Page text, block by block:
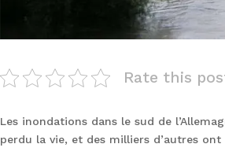
Rate this
Les inondations dans le sud de
perdu la vie, et des milliers d’autres ont